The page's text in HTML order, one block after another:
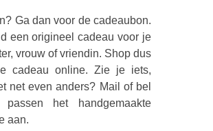
Ga dan voor de cadeaubon.
een origineel cadeau voor je
vrouw of vriendin. Shop dus
cadeau online. Zie je iets,
net even anders? Mail of bel
het handgemaakte
aan.